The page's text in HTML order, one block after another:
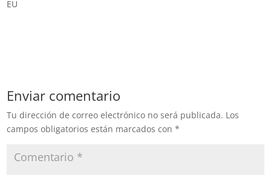
EU
Enviar comentario
Tu dirección de correo electrónico no será publicada. Los
campos obligatorios están marcados con*